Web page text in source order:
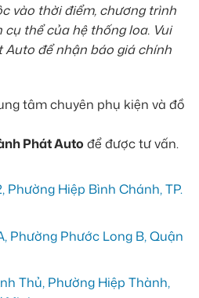
vào thời điểm, chương trình
thể của hệ thống loa. Vui
Auto để nhận báo giá chính
Phát Auto để được tư vấn.
Phường Hiệp Bình Chánh, TP.
Phường Phước Long B, Quận
Thủ, Phường Hiệp Thành,